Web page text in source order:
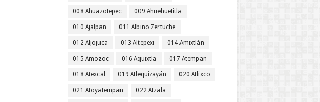
008 Ahuazotepec 009 Ahuehuetitla
010 Ajalpan 011 Albino Zertuche
012 Aljojuca 013 Altepexi 014 Amixtlán
015 Amozoc 016 Aquixtla 017 Atempan
018 Atexcal 019 Atlequizayán 020 Atlixco
021 Atoyatempan 022 Atzala